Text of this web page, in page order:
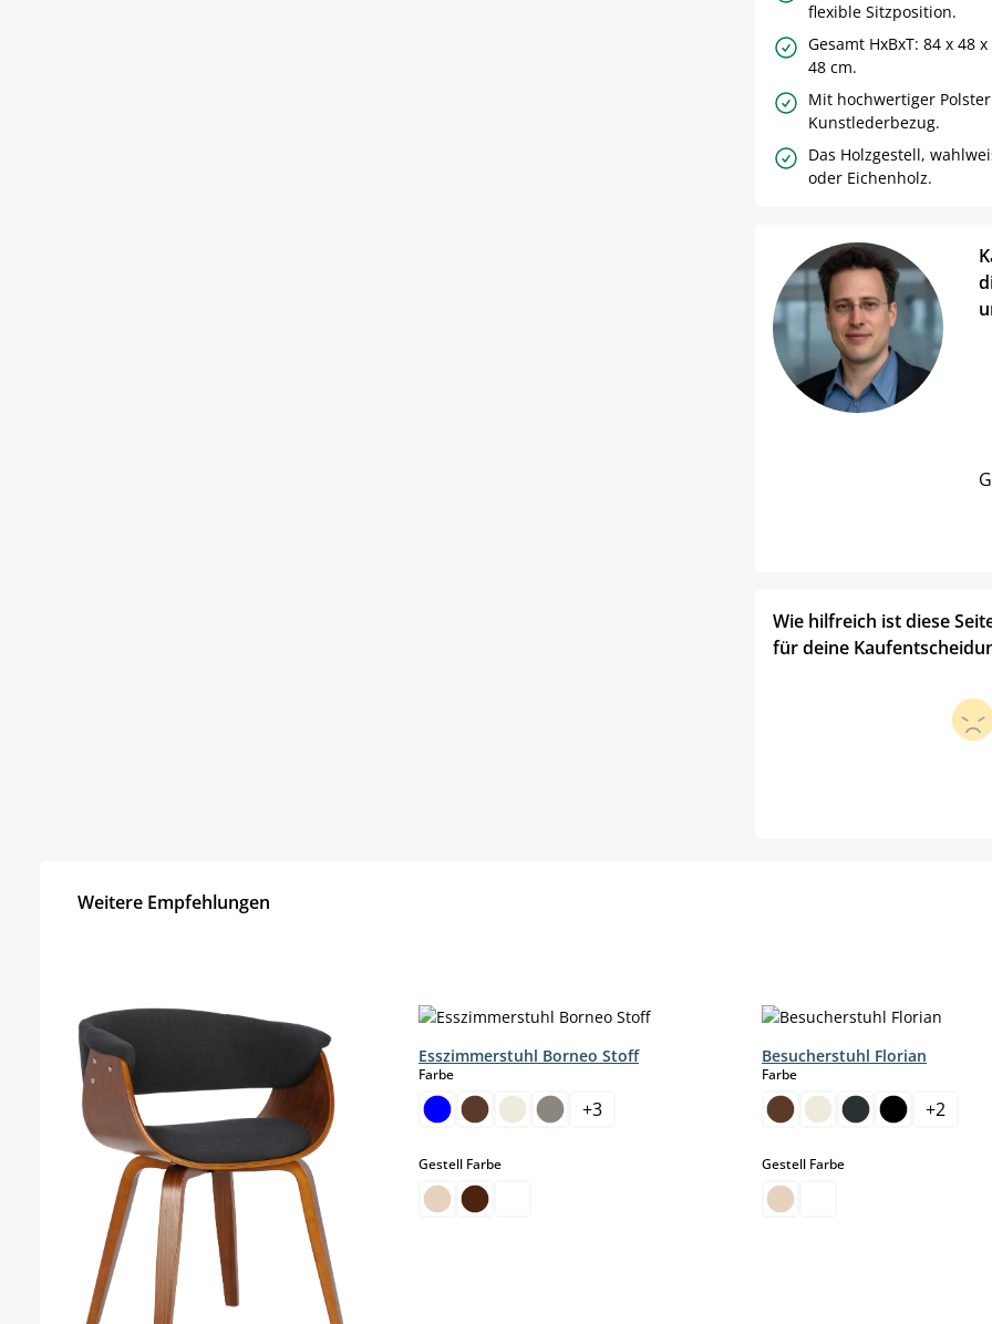
flexible Sitzposition.
Gesamt HxBxT: 84 x 48
48 cm.
Mit hochwertiger
Kunstlederbezug.
Das Holzgestell,
oder Eichenholz.
Wie hilfreich ist diese
für deine
Weitere Empfehlungen
Esszimmerstuhl Borneo Stoff
Farbeauswählen
+3
Gestell Farbeauswählen
Besucherstuhl Florian
Farbeauswählen
+2
Gestell Farbeauswählen